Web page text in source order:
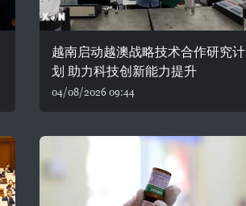
越南启动越澳战略技术合作研究计
划 助力科技创新能力提升
04/08/2026 09:44